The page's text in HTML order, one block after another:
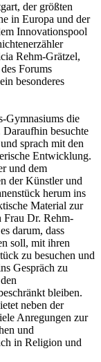
der größten
in Europa und der
Innovationspool
Rehm-Grätzel,
Forums
besonderes
Gymnasiums die
besuchte
sprach mit den
Entwicklung.
und dem
der Künstler und
herum ins
Material zur
Frau Dr. Rehm-
darum, dass
soll, mit ihren
zu besuchen und
Gespräch zu
bleiben.
neben der
Anregungen zur
und
in Religion und